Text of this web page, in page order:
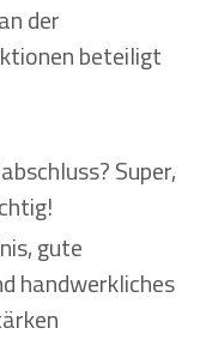
der
beteiligt
Super,
gute
handwerkliches